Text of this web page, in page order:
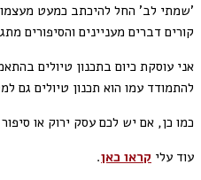
קורים דברים מעניינים והסיפורים
אני עוסקת כיום בתכנון טיולים
להתמודד עמו הוא תכנון טיולים גם
כמו כן, אם יש לכם עסק ירוק או
עוד עלי קראו כאן.